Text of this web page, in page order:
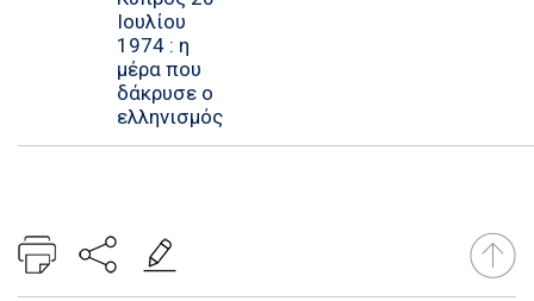
Ιουλίου
1974 : η
μέρα που
δάκρυσε ο
ελληνισμός